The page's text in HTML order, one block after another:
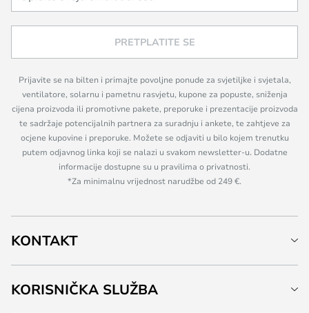
PRETPLATITE SE
Prijavite se na bilten i primajte povoljne ponude za svjetiljke i svjetala,
ventilatore, solarnu i pametnu rasvjetu, kupone za popuste, sniženja
cijena proizvoda ili promotivne pakete, preporuke i prezentacije proizvoda
te sadržaje potencijalnih partnera za suradnju i ankete, te zahtjeve za
ocjene kupovine i preporuke. Možete se odjaviti u bilo kojem trenutku
putem odjavnog linka koji se nalazi u svakom newsletter-u. Dodatne
informacije dostupne su u pravilima o privatnosti.
*Za minimalnu vrijednost narudžbe od 249 €.
KONTAKT
KORISNIČKA SLUŽBA